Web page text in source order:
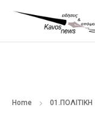
Home 01.ΠΟΛΙΤΙΚΗ